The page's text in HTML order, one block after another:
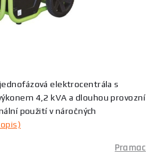
elektrocentrála s
4,2 kVA a dlouhou provozní
použití v náročných
Pramac